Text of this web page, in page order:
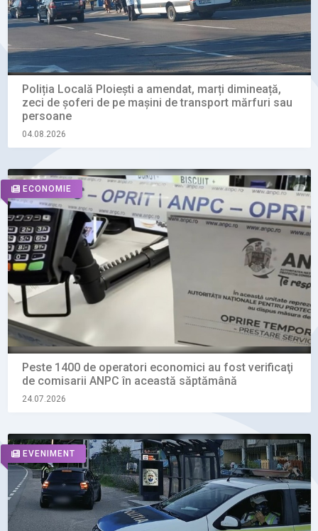
Poliția Locală Ploiești a amendat, marți dimineață,
zeci de șoferi de pe mașini de transport mărfuri sau
persoane
04.08.2026
ECONOMIE
Peste 1400 de operatori economici au fost verificaţi
de comisarii ANPC în această săptămână
24.07.2026
EVENIMENT